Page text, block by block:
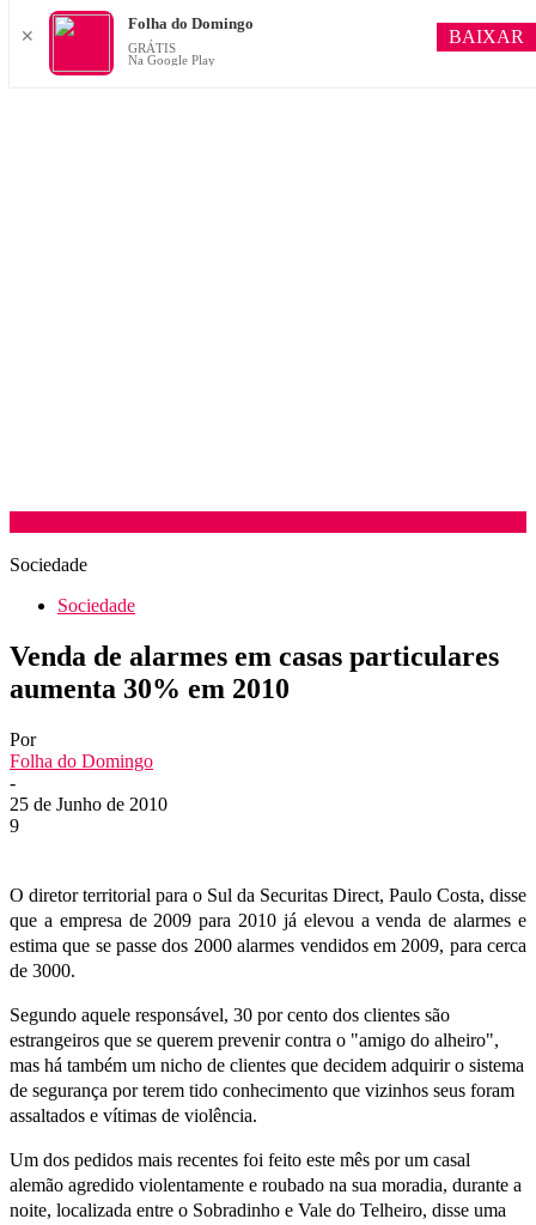
Sociedade
Sociedade
Venda de alarmes em casas particulares
aumenta 30% em 2010
Por
Folha do Domingo
-
25 de Junho de 2010
9
O diretor territorial para o Sul da Securitas Direct, Paulo Costa, disse
que a empresa de 2009 para 2010 já elevou a venda de alarmes e
estima que se passe dos 2000 alarmes vendidos em 2009, para cerca
de 3000.
Segundo aquele responsável, 30 por cento dos clientes são
estrangeiros que se querem prevenir contra o "amigo do alheiro",
mas há também um nicho de clientes que decidem adquirir o sistema
de segurança por terem tido conhecimento que vizinhos seus foram
assaltados e vítimas de violência.
Um dos pedidos mais recentes foi feito este mês por um casal
alemão agredido violentamente e roubado na sua moradia, durante a
noite, localizada entre o Sobradinho e Vale do Telheiro, disse uma
✕
Folha do Domingo
GRÁTIS
Na Google Play
BAIXAR